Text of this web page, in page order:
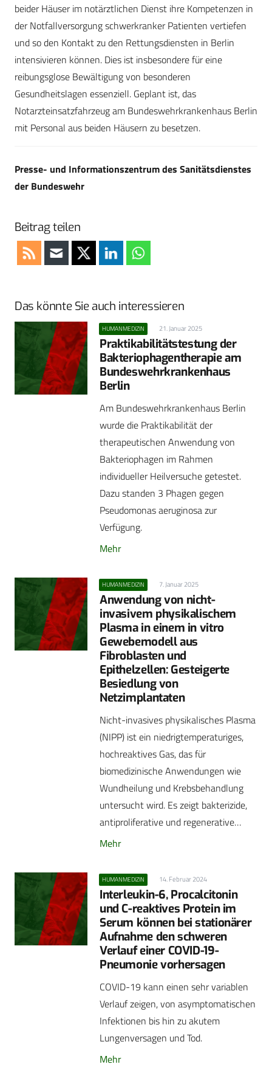
beider Häuser im notärztlichen Dienst ihre Kompetenzen in
der Notfallversorgung schwerkranker Patienten vertiefen
und so den Kontakt zu den Rettungsdiensten in Berlin
intensivieren können. Dies ist insbesondere für eine
reibungsglose Bewältigung von besonderen
Gesundheitslagen essenziell. Geplant ist, das
Notarzteinsatzfahrzeug am Bundeswehrkrankenhaus Berlin
mit Personal aus beiden Häusern zu besetzen.
Presse- und Informationszentrum des Sanitätsdienstes
der Bundeswehr
Beitrag teilen
Das könnte Sie auch interessieren
HUMANMEDIZIN 21. Januar 2025
Praktikabilitätstestung der
Bakteriophagentherapie am
Bundeswehrkrankenhaus
Berlin
Am Bundeswehrkrankenhaus Berlin
wurde die Praktikabilität der
therapeutischen Anwendung von
Bakteriophagen im Rahmen
individueller Heilversuche getestet.
Dazu standen 3 Phagen gegen
Pseudomonas aeruginosa zur
Verfügung.
Mehr
HUMANMEDIZIN 7. Januar 2025
Anwendung von nicht-
invasivem physikalischem
Plasma in einem in vitro
Gewebemodell aus
Fibroblasten und
Epithelzellen: Gesteigerte
Besiedlung von
Netzimplantaten
Nicht-invasives physikalisches Plasma
(NIPP) ist ein niedrigtemperaturiges,
hochreaktives Gas, das für
biomedizinische Anwendungen wie
Wundheilung und Krebsbehandlung
untersucht wird. Es zeigt bakterizide,
antiproliferative und regenerative…
Mehr
HUMANMEDIZIN 14. Februar 2024
Interleukin-6, Procalcitonin
und C-reaktives Protein im
Serum können bei stationärer
Aufnahme den schweren
Verlauf einer COVID-19-
Pneumonie vorhersagen
COVID-19 kann einen sehr variablen
Verlauf zeigen, von asymptomatischen
Infektionen bis hin zu akutem
Lungenversagen und Tod.
Mehr